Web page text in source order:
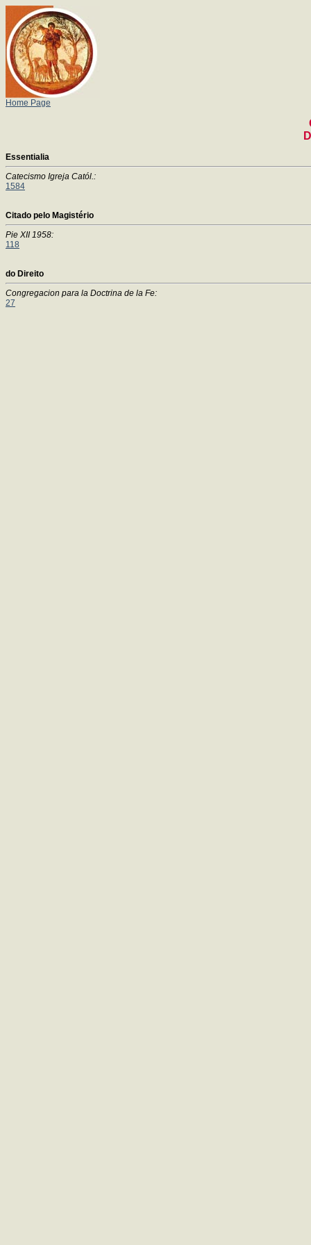
Home Page
Essentialia
Catecismo Igreja Catól.:
1584
Citado pelo Magistério
Pie XII 1958:
118
do Direito
Congregacion para la Doctrina de la Fe:
27